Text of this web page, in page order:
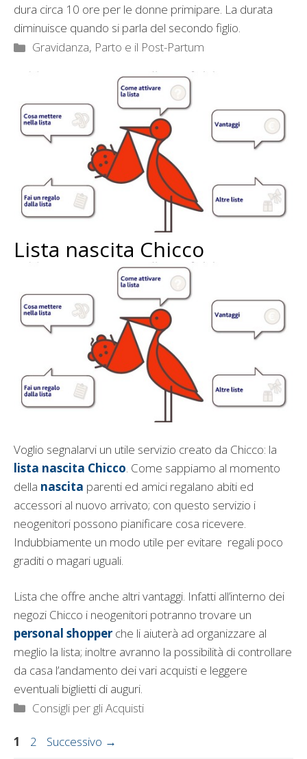
dura circa 10 ore per le donne primipare. La durata
diminuisce quando si parla del secondo figlio.
Categorie
Gravidanza, Parto e il Post-Partum
Lista nascita Chicco
Voglio segnalarvi un utile servizio creato da Chicco: la
lista nascita Chicco. Come sappiamo al momento
della nascita parenti ed amici regalano abiti ed
accessori al nuovo arrivato; con questo servizio i
neogenitori possono pianificare cosa ricevere.
Indubbiamente un modo utile per evitare regali poco
graditi o magari uguali.
Lista che offre anche altri vantaggi. Infatti all’interno dei
negozi Chicco i neogenitori potranno trovare un
personal shopper che li aiuterà ad organizzare al
meglio la lista; inoltre avranno la possibilità di controllare
da casa l’andamento dei vari acquisti e leggere
eventuali biglietti di auguri.
Categorie
Consigli per gli Acquisti
Pagina
1 Pagina
2 Successivo →